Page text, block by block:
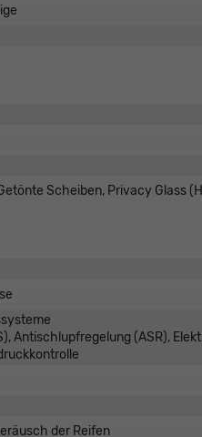
Scheiben, Privacy Glass
Antischlupfregelung (ASR),
der Reifen